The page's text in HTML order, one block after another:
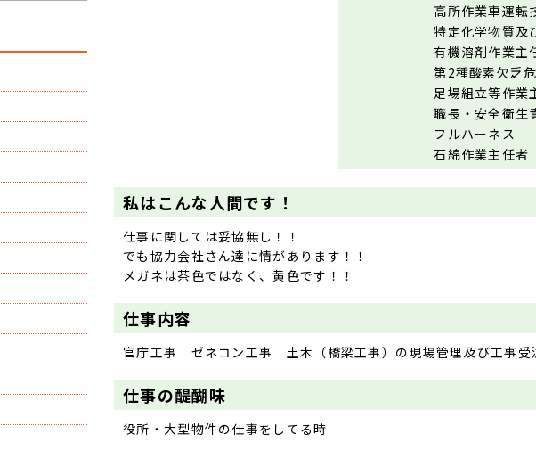
高所作業車運転
特定化学物質及
有機溶剤作業主
第2種酸素欠乏
足場組立等作業
職長・安全衛生
フルハーネス
石綿作業主任者
私はこんな人間です！
仕事に関しては妥協無し！！
でも協力会社さん達に情があります！！
メガネは茶色ではなく、黄色です！！
仕事内容
官庁工事 ゼネコン工事 土木（橋梁工事）の現場管理及び工事受
仕事の醍醐味
役所・大型物件の仕事をしてる時